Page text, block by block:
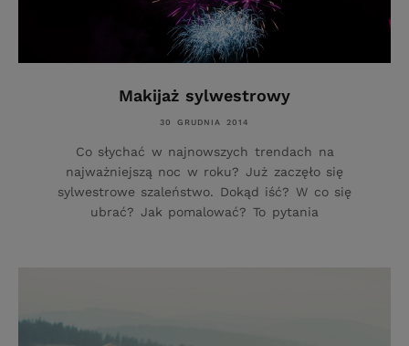
Makijaż sylwestrowy
30 GRUDNIA 2014
Co słychać w najnowszych trendach na
najważniejszą noc w roku? Już zaczęło się
sylwestrowe szaleństwo. Dokąd iść? W co się
ubrać? Jak pomalować? To pytania